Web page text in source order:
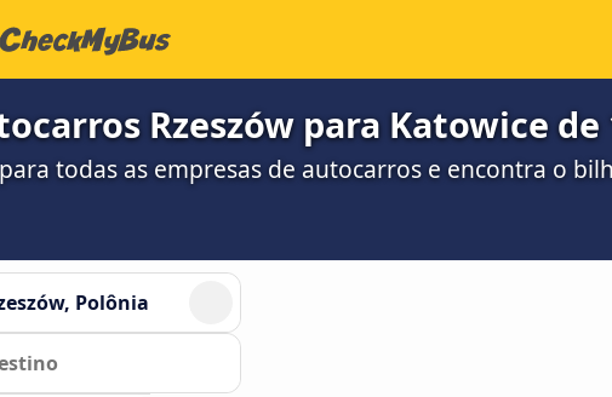
Rzeszów para Katowice de
todas as empresas de autocarros e encontra o